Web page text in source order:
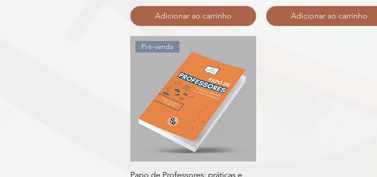
Adicionar ao carrinho Adicionar ao carrinho
Pré-venda
Papo de Professores: práticas e